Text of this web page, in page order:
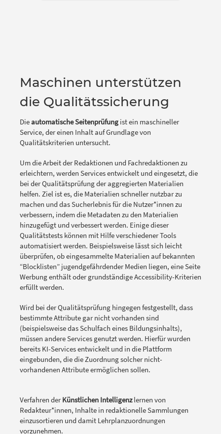
Maschinen unterstützen
die Qualitätssicherung
Dieautomatische Seitenprüfung ist ein maschineller
Service, der einen Inhalt auf Grundlage von
Qualitätskriterien untersucht.
Um die Arbeit der Redaktionen und Fachredaktionen zu
erleichtern, werden Services entwickelt und eingesetzt, die
bei der Qualitätsprüfung der aggregierten Materialien
helfen. Ziel ist es, die Materialien schneller nutzbar zu
machen und das Sucherlebnis für die Nutzer*innen zu
verbessern, indem die Metadaten zu den Materialien
hinzugefügt und verbessert werden. Einige dieser
Qualitätstests können mit Hilfe verschiedener Tools
automatisiert werden. Beispielsweise lässt sich leicht
überprüfen, ob eingesammelte Materialien auf bekannten
“Blocklisten” jugendgefährdender Medien liegen, eine Seite
Werbung enthält oder grundständige Accessibility-Kriterien
erfüllt werden.
Wird bei der Qualitätsprüfung hingegen festgestellt, dass
bestimmte Attribute gar nicht vorhanden sind
(beispielsweise das Schulfach eines Bildungsinhalts),
müssen andere Services genutzt werden. Hierfür wurden
bereits KI-Services entwickelt und in die Plattform
eingebunden, die die Zuordnung solcher nicht-
vorhandenen Attribute ermöglichen sollen.
Verfahren derKünstlichen Intelligenzlernen von
Redakteur*innen, Inhalte in redaktionelle Sammlungen
einzusortieren und damit Lehrplanzuordnungen
vorzunehmen.